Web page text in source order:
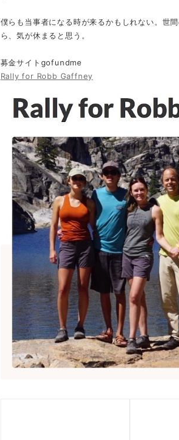
僕らも当事者になる時が来るかもしれない。世
ら、気が休まると思う。
募金サイトgofundme
Rally for Robb Gaffney